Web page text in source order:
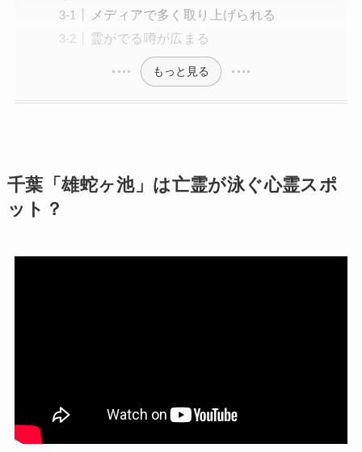
メディアで多く取り上げられる
霊がでる噂が広まる
もっと見る
千葉「雄蛇ヶ池」は亡霊が泳ぐ心霊スポ
ット？